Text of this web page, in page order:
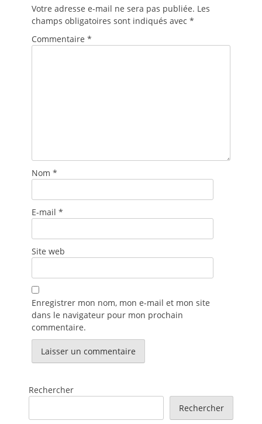
Votre adresse e-mail ne sera pas publiée. Les
champs obligatoires sont indiqués avec *
Commentaire *
Nom *
E-mail *
Site web
Enregistrer mon nom, mon e-mail et mon site
dans le navigateur pour mon prochain
commentaire.
Rechercher
Rechercher